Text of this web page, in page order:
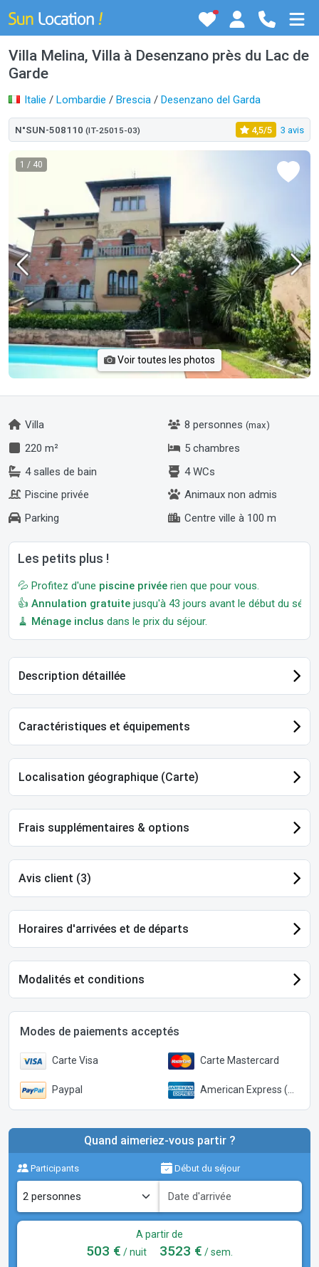
Villa Melina, Villa à Desenzano près du Lac de
Garde
Italie / Lombardie / Brescia / Desenzano del Garda
N°SUN-508110 (IT-25015-03) 4,5/5 3 avis
1 / 40
Voir toutes les photos
Villa 8 personnes (max)
220 m²
5 chambres
4 salles de bain
4 WCs
Piscine privée
Animaux non admis
Parking
Centre ville à 100 m
Les petits plus !
💦 Profitez d'une piscine privée rien que pour vous.
👍 Annulation gratuite jusqu'à 43 jours avant le début du
🧹 Ménage inclus dans le prix du séjour.
Description détaillée
Caractéristiques et équipements
Localisation géographique (Carte)
Frais supplémentaires & options
Avis client (3)
Horaires d'arrivées et de départs
Modalités et conditions
Modes de paiements acceptés
Carte Visa Carte Mastercard
Paypal American Express (Paypal)
Quand aimeriez-vous partir ?
Participants Début du séjour
A partir de
503 € / nuit 3523 € / sem.